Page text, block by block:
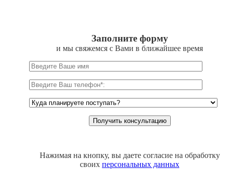
Заполните форму
и мы свяжемся с Вами в ближайшее время
Нажимая на кнопку, вы даете согласие на обработку
своих персональных данных